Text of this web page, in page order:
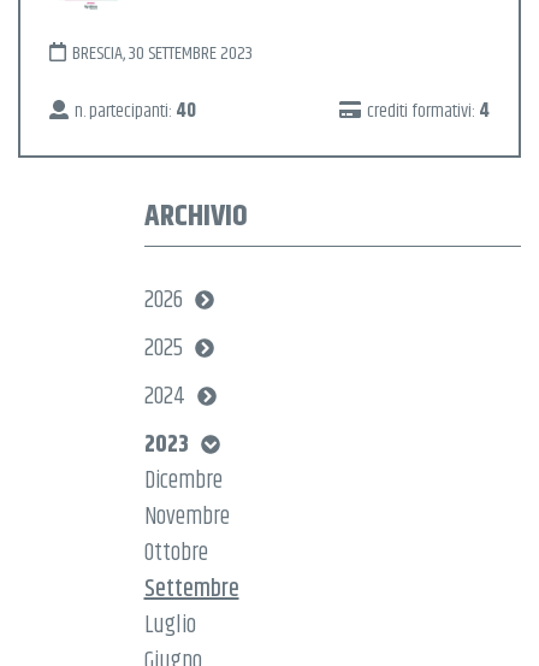
BRESCIA, 30 SETTEMBRE 2023
n. partecipanti: 40 crediti formativi: 4
ARCHIVIO
2026
2025
2024
2023
Dicembre
Novembre
Ottobre
Settembre
Luglio